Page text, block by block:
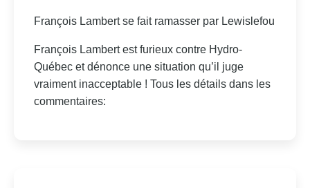
François Lambert se fait ramasser par Lewislefou
François Lambert est furieux contre Hydro-
Québec et dénonce une situation qu’il juge
vraiment inacceptable ! Tous les détails dans les
commentaires: